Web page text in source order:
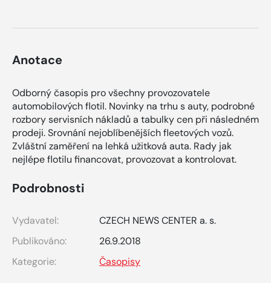
Anotace
Odborný časopis pro všechny provozovatele
automobilových flotil. Novinky na trhu s auty, podrobné
rozbory servisních nákladů a tabulky cen při následném
prodeji. Srovnání nejoblíbenějších fleetových vozů.
Zvláštní zaměření na lehká užitková auta. Rady jak
nejlépe flotilu financovat, provozovat a kontrolovat.
Podrobnosti
Vydavatel:
CZECH NEWS CENTER a. s.
Publikováno:
26.9.2018
Kategorie:
Časopisy